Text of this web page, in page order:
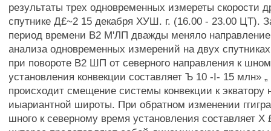
результаты трех одновременных измереты скорости
спутнике Д£~2 15 декабря ХУШ. г. (16.00 - 23.00 ЦТ).
период времени В2 М'ЛП дважды меняло
анализа одновременных измерений на двух
при повороте В2 ШП от северного направления к
установления конвекции составляет Ъ 10 -I- 15 млн»
происходит смещение системы конвекции к экватору
иыариантной широты. При обратном изменении
шного к северному время установления составляет